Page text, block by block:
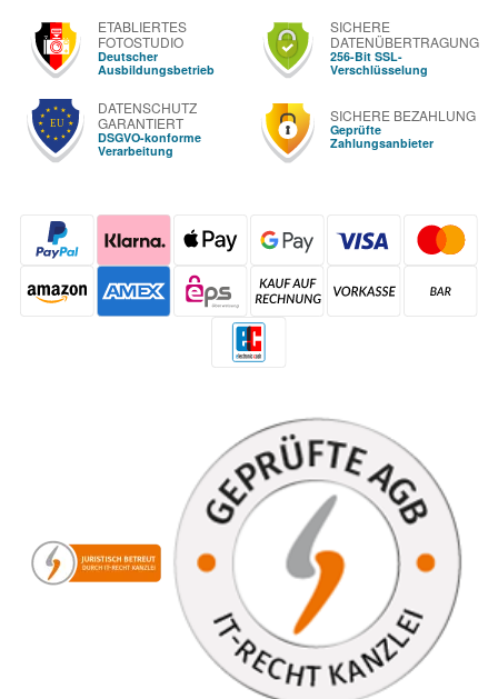
ETABLIERTES
FOTOSTUDIO
Deutscher
Ausbildungsbetrieb
SICHERE
DATENÜBERTRAGUNG
256-Bit SSL-
Verschlüsselung
DATENSCHUTZ
GARANTIERT
DSGVO-konforme
Verarbeitung
SICHERE BEZAHLUNG
Geprüfte
Zahlungsanbieter